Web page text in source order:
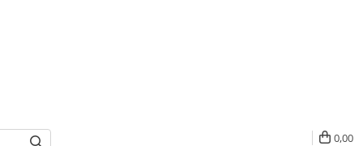
0,00